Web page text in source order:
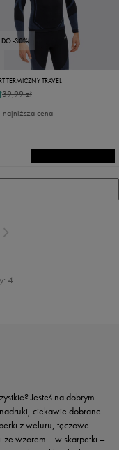
-30%
TERMICZNY TRAVEL
39,99 zł
najniższa cena
4
Jesteś na dobrym
ciekawie dobrane
z weluru, tęczowe
ze wzorem… w skarpetki –